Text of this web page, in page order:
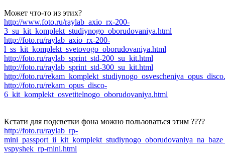
Может что-то из этих?
http://www.foto.ru/raylab_axio_rx-200-
3_su_kit_komplekt_studiynogo_oborudovaniya.html
http://foto.ru/raylab_axio_rx-200-
l_ss_kit_komplekt_svetovogo_oborudovaniya.html
http://foto.ru/raylab_sprint_std-200_su_kit.html
http://foto.ru/raylab_sprint_std-300_su_kit.html
http://foto.ru/
http://foto.ru/rekam_opus_disco-
6_kit_komplekt_osvetitelnogo_oborudovaniya.html
Кстати для подсветки фона можно пользоваться этим ????
http://foto.ru/raylab_rp-
vspyshek_rp-mini.html